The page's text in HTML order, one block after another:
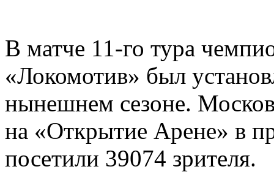
В матче 11-го тура
«Локомотив» был
нынешнем сезоне.
на «Открытие Арене» в
посетили 39074 зрителя.